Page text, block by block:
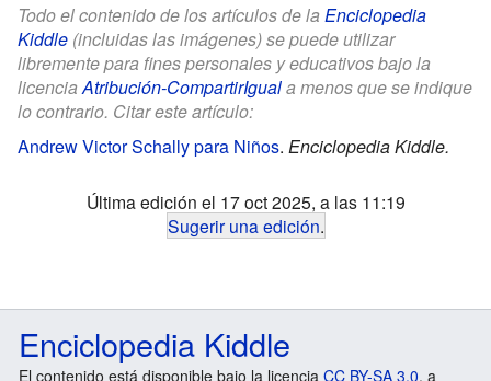
Todo el contenido de los artículos de la Enciclopedia
Kiddle (incluidas las imágenes) se puede utilizar
libremente para fines personales y educativos bajo la
licenciaAtribución-CompartirIguala menos que se indique
lo contrario. Citar este artículo:
Andrew Victor Schally para Niños. Enciclopedia Kiddle.
Última edición el 17 oct 2025, a las 11:19
Sugerir una edición.
Enciclopedia Kiddle
El contenido está disponible bajo la licencia CC BY-SA 3.0, a